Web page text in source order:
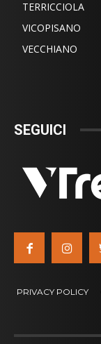
TERRICCIOLA
VICOPISANO
VECCHIANO
SEGUICI
PRIVACY POLICY